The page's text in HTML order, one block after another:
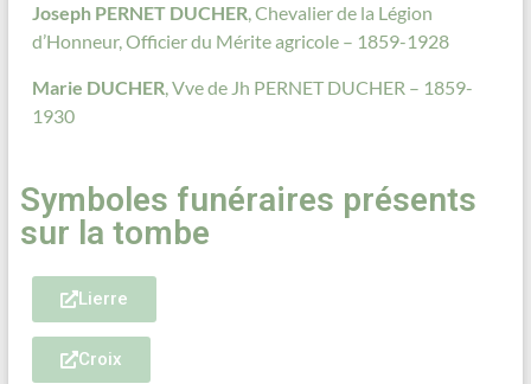
Joseph PERNET DUCHER, Chevalier de la Légion
d’Honneur, Officier du Mérite agricole – 1859-1928
Marie DUCHER, Vve de Jh PERNET DUCHER – 1859-
1930
Symboles funéraires présents
sur la tombe
Lierre
Croix